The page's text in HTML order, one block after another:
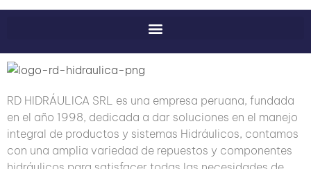
RD HIDRÁULICA SRL es una empresa peruana, fundada
en el año 1998, dedicada a dar soluciones en el manejo
integral de productos y sistemas Hidráulicos, contamos
con una amplia variedad de repuestos y componentes